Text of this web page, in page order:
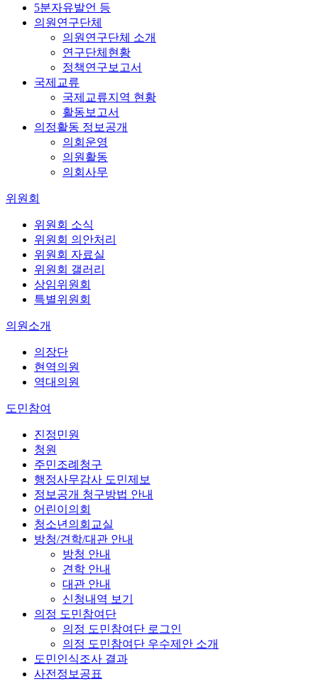
5분자유발언 등
의원연구단체
의원연구단체 소개
연구단체현황
정책연구보고서
국제교류
국제교류지역 현황
활동보고서
의정활동 정보공개
의회운영
의원활동
의회사무
위원회
위원회 소식
위원회 의안처리
위원회 자료실
위원회 갤러리
상임위원회
특별위원회
의원소개
의장단
현역의원
역대의원
도민참여
진정민원
청원
주민조례청구
행정사무감사 도민제보
정보공개 청구방법 안내
어린이의회
청소년의회교실
방청/견학/대관 안내
방청 안내
견학 안내
대관 안내
신청내역 보기
의정 도민참여단
의정 도민참여단 로그인
의정 도민참여단 우수제안 소개
도민인식조사 결과
사전정보공표